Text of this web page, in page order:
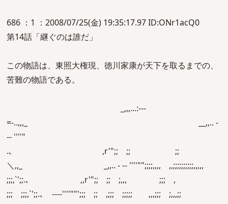
686 ：1 ：2008/07/25(金) 19:35:17.97 ID:ONr1acQ0
第14話「継ぐのは誰だ」
この物語は、東照大権現、徳川家康が天下を取るまでの、
苦難の物語である。
_,,,...:-‐‐
=-..,,,_ __,,.. -
‐‐ ''''"
.､ ,r'";; ;; ;;
＼,,_ _,,.. - ‐‐ ''''"";;;;,,,, ,,;;;;;;;;;;,,,,,
;;;,`';;.､ ,,r'";; ;; ;,,, ;;; ,
;;; ;;;,`';;.､ --‐‐''''""';;; ;; ,;;; ;;;;; ,,,;;; ;,,,;;